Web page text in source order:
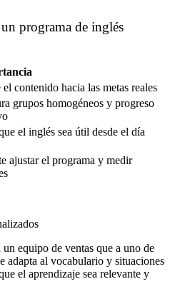
programa de inglés
contenido hacia las metas reales
grupos homogéneos y progreso
el inglés sea útil desde el día
ajustar el programa y medir
equipo de ventas que a uno de
adapta al vocabulario y situaciones
el aprendizaje sea relevante y